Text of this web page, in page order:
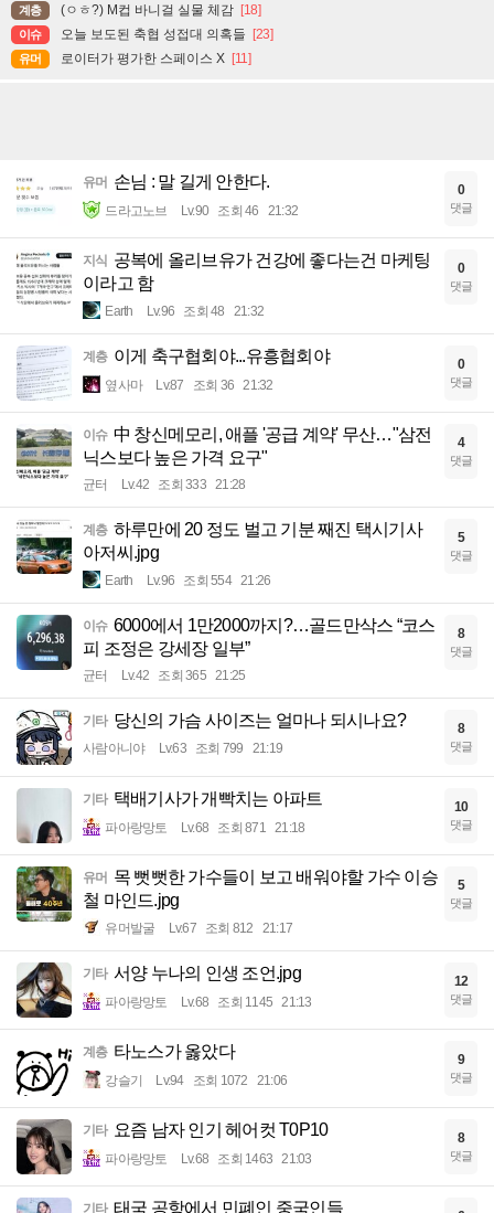
계층 (ㅇㅎ?) M컵 바니걸 실물 체감 [18]
이슈 오늘 보도된 축협 성접대 의혹들 [23]
유머 로이터가 평가한 스페이스 X [11]
유머 손님 : 말 길게 안한다.
드라고노브 Lv.90 조회 46 21:32
0
댓글
지식 공복에 올리브유가 건강에 좋다는건 마케팅
이라고 함
Earth Lv.96 조회 48 21:32
0
댓글
계층 이게 축구협회야...유흥협회야
옆사마 Lv.87 조회 36 21:32
0
댓글
이슈 中 창신메모리, 애플 '공급 계약' 무산…"삼전
닉스보다 높은 가격 요구"
균터 Lv.42 조회 333 21:28
4
댓글
계층 하루만에 20 정도 벌고 기분 째진 택시기사
아저씨.jpg
Earth Lv.96 조회 554 21:26
5
댓글
이슈 6000에서 1만2000까지?…골드만삭스 “코스
피 조정은 강세장 일부”
균터 Lv.42 조회 365 21:25
8
댓글
기타 당신의 가슴 사이즈는 얼마나 되시나요?
사람아니야 Lv.63 조회 799 21:19
8
댓글
기타 택배기사가 개빡치는 아파트
파아랑망토 Lv.68 조회 871 21:18
10
댓글
유머 목 뻣뻣한 가수들이 보고 배워야할 가수 이승
철 마인드.jpg
유머발굴 Lv.67 조회 812 21:17
5
댓글
기타 서양 누나의 인생 조언.jpg
파아랑망토 Lv.68 조회 1145 21:13
12
댓글
계층 타노스가 옳았다
강슬기 Lv.94 조회 1072 21:06
9
댓글
기타 요즘 남자 인기 헤어컷 T0P10
파아랑망토 Lv.68 조회 1463 21:03
8
댓글
기타 태국 공항에서 민폐인 중국인들